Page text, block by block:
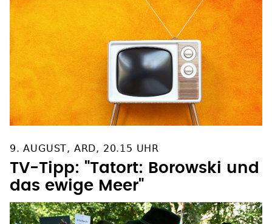
TV-Tipp: "Tatort: Borowski und
das ewige Meer"